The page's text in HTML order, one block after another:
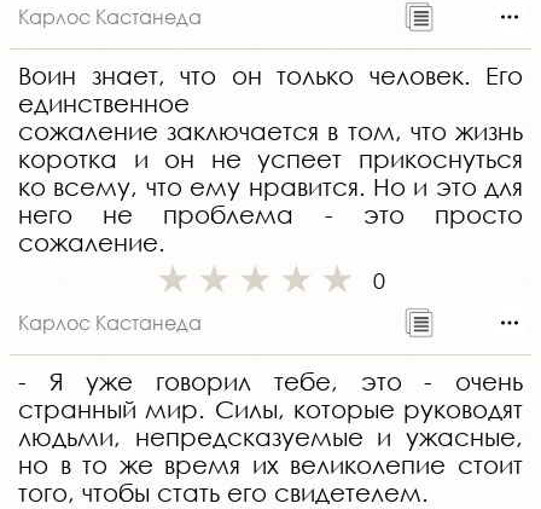
Карлос Кастанеда
Воин знает, что он только человек. Его
единственное
сожаление заключается в том, что жизнь
коротка и он не успеет прикоснуться
ко всему, что ему нравится. Но и это для
него не проблема - это просто
сожаление.
0
Карлос Кастанеда
- Я уже говорил тебе, это - очень
странный мир. Силы, которые руководят
людьми, непредсказуемые и ужасные,
но в то же время их великолепие стоит
того, чтобы стать его свидетелем.